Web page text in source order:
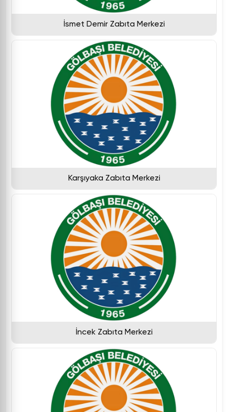
İsmet Demir Zabıta Merkezi
Karşıyaka Zabıta Merkezi
İncek Zabıta Merkezi